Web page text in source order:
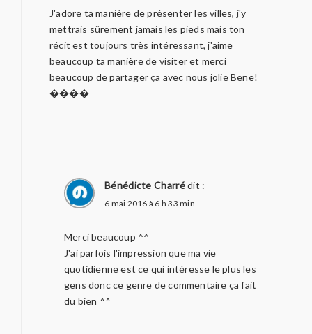
J'adore ta manière de présenter les villes, j'y
mettrais sûrement jamais les pieds mais ton
récit est toujours très intéressant, j'aime
beaucoup ta manière de visiter et merci
beaucoup de partager ça avec nous jolie Bene!
����
Bénédicte Charrédit :
6 mai 2016 à 6 h 33 min
Merci beaucoup ^^
J'ai parfois l'impression que ma vie
quotidienne est ce qui intéresse le plus les
gens donc ce genre de commentaire ça fait
du bien ^^